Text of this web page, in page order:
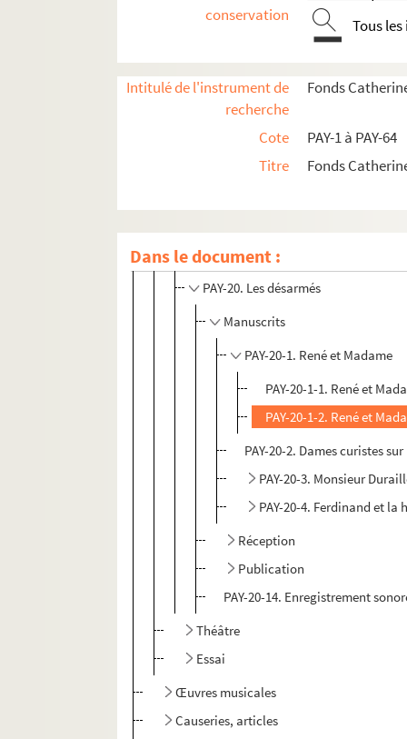
conservation
Tous
Intitulé de l'instrument de
recherche
Fonds
Cote
PAY-1 à PAY-64
Titre
Fonds
Dans le document :
PAY-10. Le Nègre de Sables
PAY-11. Comme l'or d'un anneau
PAY-13. Pour le plaisir
PAY-14. Le clown de la rue
PAY-15. Dame suisse sur canapé
PAY-16. Le rendez-vous de
PAY-19. Le passage du S.S.
PAY-20. Les désarmés
Manuscrits
PAY-20-1. René et Madame
PAY-20-1-1. René et
PAY-20-1-2. René et
PAY-20-2. Dames curistes
PAY-20-3. Monsieur
PAY-20-4. Ferdinand et la
Réception
Publication
PAY-20-14. Enregistrement
Théâtre
Essai
Œuvres musicales
Causeries, articles